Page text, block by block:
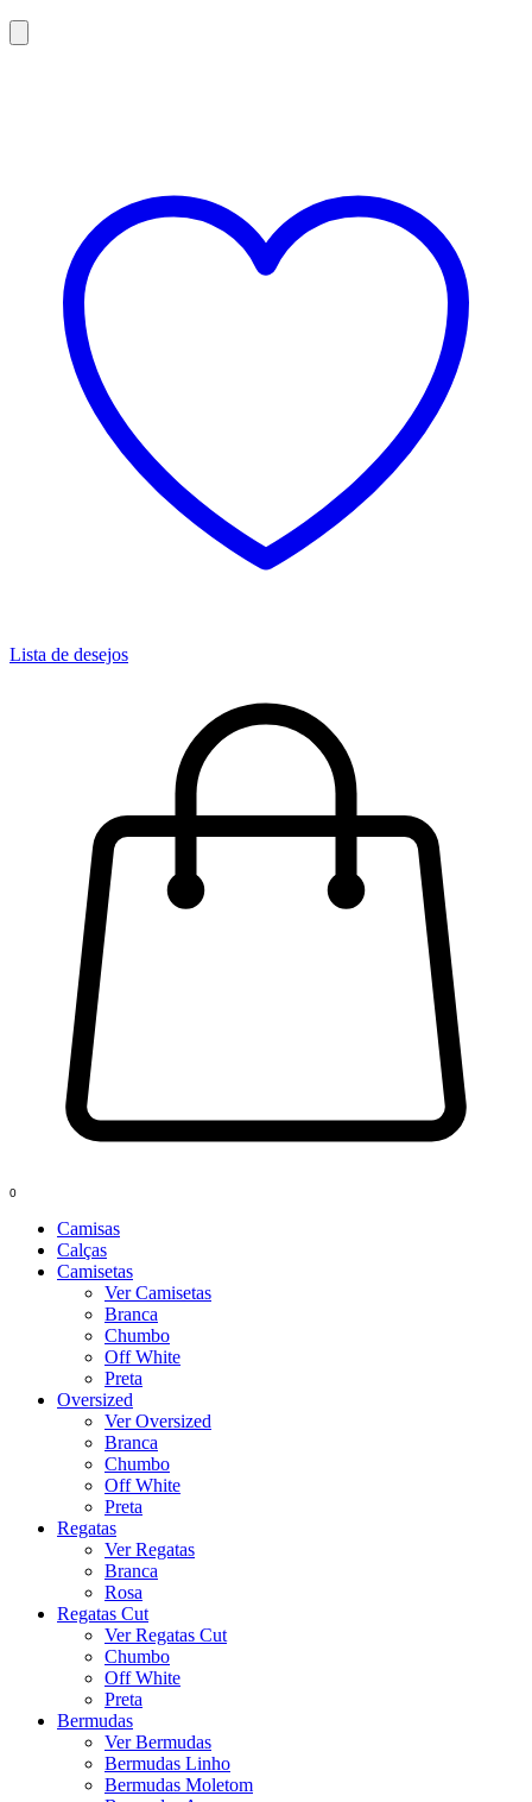
Lista de desejos
0
Camisas
Calças
Camisetas
Ver Camisetas
Branca
Chumbo
Off White
Preta
Oversized
Ver Oversized
Branca
Chumbo
Off White
Preta
Regatas
Ver Regatas
Branca
Rosa
Regatas Cut
Ver Regatas Cut
Chumbo
Off White
Preta
Bermudas
Ver Bermudas
Bermudas Linho
Bermudas Moletom